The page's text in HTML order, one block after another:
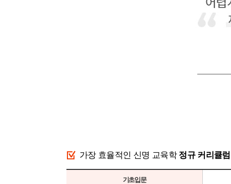
가장 효율적인 신명 교육학 정규 커리큘럼
기초입문